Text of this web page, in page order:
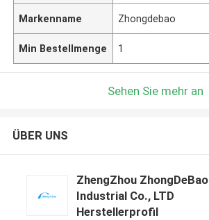
Markenname Zhongdebao
Min Bestellmenge 1
Sehen Sie mehr an
ÜBER UNS
ZhengZhou ZhongDeBao
Industrial Co., LTD
Herstellerprofil